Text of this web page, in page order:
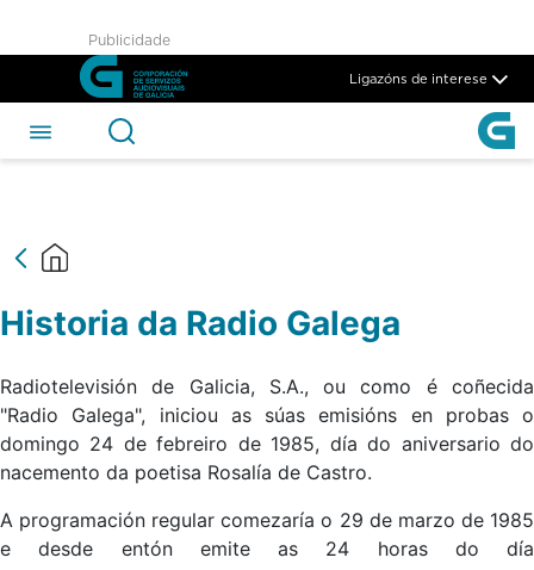
Skip to Main Content
Historia da Radio Galega -
Publicidade
Ligazóns de interese
Historia da Radio Galega
Radiotelevisión de Galicia, S.A., ou como é coñecida
"Radio Galega", iniciou as súas emisións en probas o
domingo 24 de febreiro de 1985, día do aniversario do
nacemento da poetisa Rosalía de Castro.
A programación regular comezaría o 29 de marzo de 1985
e desde entón emite as 24 horas do día